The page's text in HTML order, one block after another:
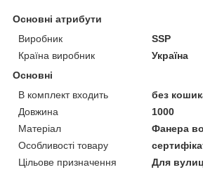
Основні атрибути
Виробник
SSP
Країна виробник
Україна
Основні
В комплект входить
без
Довжина
1000
Матеріал
Фанера
Особливості товару
Цільове призначення
Для